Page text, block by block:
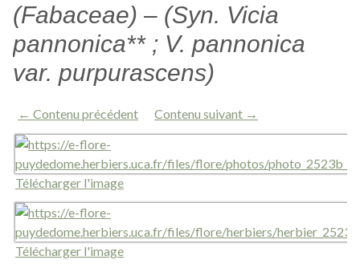
(Fabaceae) – (Syn. Vicia
pannonica** ; V. pannonica
var. purpurascens)
← Contenu précédent Contenu suivant →
Télécharger l'image
Télécharger l'image